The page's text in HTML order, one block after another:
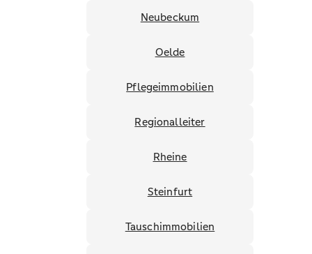
Neubeckum
Oelde
Pflegeimmobilien
Regionalleiter
Rheine
Steinfurt
Tauschimmobilien